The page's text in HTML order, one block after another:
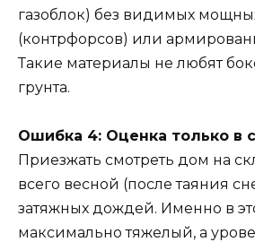
газоблок) без видимых
(контрфорсов) или
Такие материалы не любят
грунта.
Ошибка 4: Оценка только в
Приезжать смотреть дом на
всего весной (после таяния
затяжных дождей. Именно в
максимально тяжелый, а